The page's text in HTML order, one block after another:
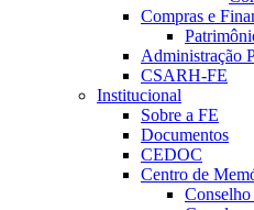
Compras e
Administração
CSARH-FE
Institucional
Sobre a FE
Documentos
CEDOC
Centro de